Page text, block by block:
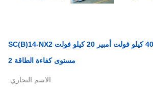
محول توزيع جاف 400 كيلو فولت أمبير 20 كيلو فولت SC(B)14-NX2
مستوى كفاءة الطاقة 2
الاسم التجاري: